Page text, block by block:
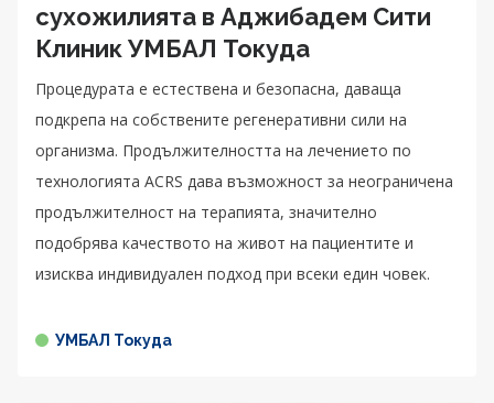
сухожилията в Аджибадем Сити
Клиник УМБАЛ Токуда
Процедурата е естествена и безопасна, даваща
подкрепа на собствените регенеративни сили на
организма. Продължителността на лечението по
технологията ACRS дава възможност за неограничена
продължителност на терапията, значително
подобрява качеството на живот на пациентите и
изисква индивидуален подход при всеки един човек.
УМБАЛ Токуда